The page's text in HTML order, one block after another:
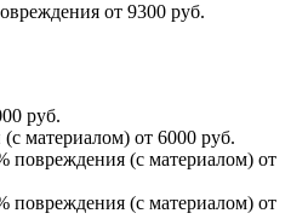
от 9300 руб.
руб.
материалом) от 6000 руб.
повреждения (с материалом) от
повреждения (с материалом) от